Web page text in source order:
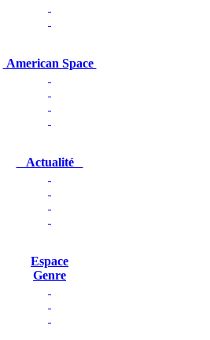
American Space
Actualité
Espace
Genre